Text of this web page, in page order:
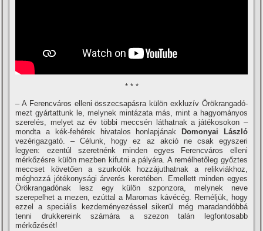
* * *
– A Ferencváros elleni összecsapásra külön exkluzí­v Örökrangadó-
mezt gyártattunk le, melynek mintázata más, mint a hagyományos
szerelés, melyet az év többi meccsén láthatnak a játékosokon –
mondta a kék-fehérek hivatalos honlapjának
Domonyai László
vezérigazgató. – Célunk, hogy ez az akció ne csak egyszeri
legyen: ezentúl szeretnénk minden egyes Ferencváros elleni
mérkőzésre külön mezben kifutni a pályára. A remélhetőleg győztes
meccset követően a szurkolók hozzájuthatnak a relikviákhoz,
méghozzá jótékonysági árverés keretében. Emellett minden egyes
Örökrangadónak lesz egy külön szponzora, melynek neve
szerepelhet a mezen, ezúttal a Maromas kávécég. Reméljük, hogy
ezzel a speciális kezdeményezéssel sikerül még maradandóbbá
tenni drukkereink számára a szezon talán legfontosabb
mérkőzését!